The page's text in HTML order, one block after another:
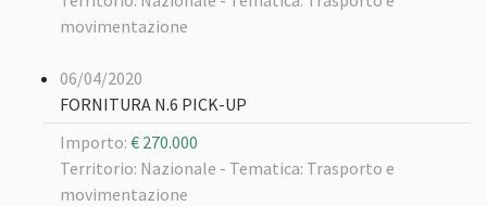
movimentazione
06/04/2020
FORNITURA N.6 PICK-UP
Importo: € 270.000
Territorio: Nazionale - Tematica: Trasporto e
movimentazione